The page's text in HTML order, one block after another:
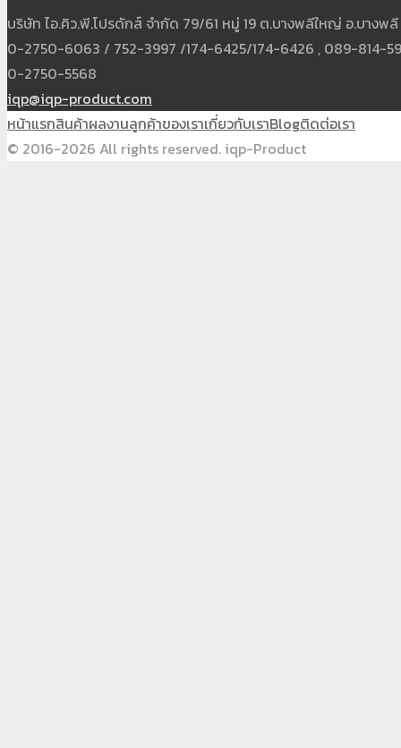
บริษัท ไอ.คิว.พี.โปรดักส์ จำกัด 79/61 หมู่ 19 ต.บางพลีใหญ่ อ.บางพ
0-2750-6063 / 752-3997 /174-6425/174-6426 , 089-814-
0-2750-5568
iqp@iqp-product.com
หน้าแรกสินค้าผลงานลูกค้าของเราเกี่ยวกับเราBlogติดต่อเรา
© 2016-2026 All rights reserved. iqp-Product